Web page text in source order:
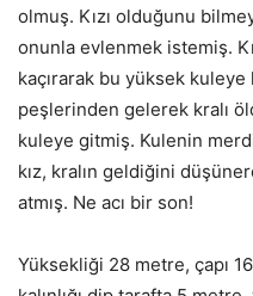
olmuş. Kızı olduğunu
onunla evlenmek istemiş.
kaçırarak bu yüksek kuleye
peşlerinden gelerek kralı
kuleye gitmiş. Kulenin
kız, kralın geldiğini
atmış. Ne acı bir son!
Yüksekliği 28 metre, çapı